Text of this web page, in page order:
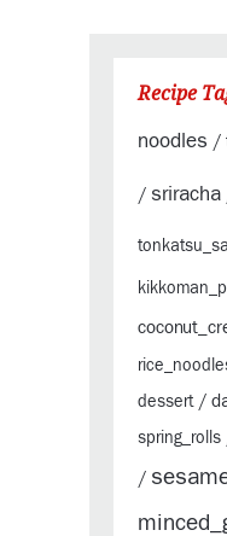
Recipe
noodles /
/ sriracha
dessert /
spring_rolls
/